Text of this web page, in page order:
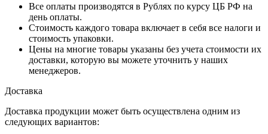
Все оплаты производятся в Рублях по курсу ЦБ РФ на
день оплаты.
Стоимость каждого товара включает в себя все налоги и
стоимость упаковки.
Цены на многие товары указаны без учета стоимости их
доставки, которую вы можете уточнить у наших
менеджеров.
Доставка
Доставка продукции может быть осуществлена одним из
следующих вариантов: